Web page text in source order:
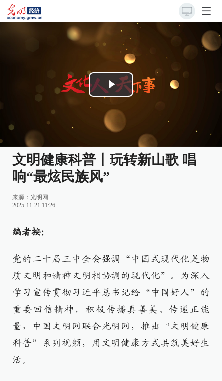
Play
Video
文明健康科普丨玩转新山歌 唱
响“最炫民族风”
来源： 光明网
2025-11-21 11:26
编者按：
党的二十届三中全会强调“中国式现代化是物
质文明和精神文明相协调的现代化”。为深入
学习宣传贯彻习近平总书记给“中国好人”的
重要回信精神，积极传播真善美、传递正能
量，中国文明网联合光明网，推出“文明健康
科普”系列视频，用文明健康方式共筑美好生
活。